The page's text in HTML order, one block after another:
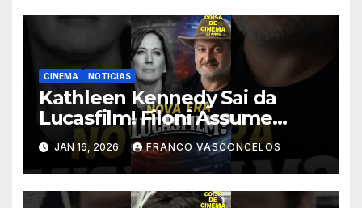
CINEMA NOTICIAS
Kathleen Kennedy Sai da
Lucasfilm! Filoni Assume
STAR WARS! #shorts
JAN 16, 2026 FRANCO VASCONCELOS